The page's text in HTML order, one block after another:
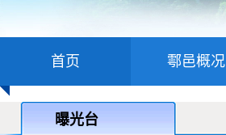
首页 鄠邑概况
曝光台